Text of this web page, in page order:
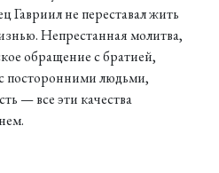
Гавриил не переставал жить
Непрестанная молитва,
обращение с братией,
посторонними людьми,
— все эти качества